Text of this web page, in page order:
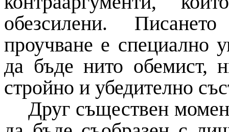
обезсилени.
проучване е специално
да бъде нито обемист,
стройно и убедително
Друг съществен